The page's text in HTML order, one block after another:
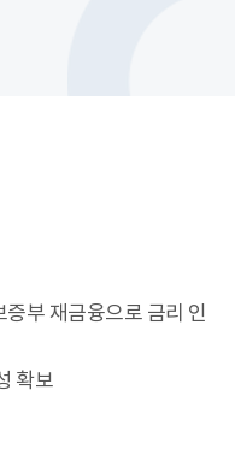
부 재금융으로 금리 인
확보